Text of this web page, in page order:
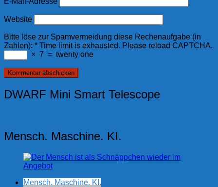
Website
Bitte löse zur Spamvermeidung diese Rechenaufgabe (in
Zahlen): * Time limit is exhausted. Please reload CAPTCHA.
× 7 = twenty one
DWARF Mini Smart Telescope
Mensch. Maschine. KI.
Mensch. Maschine. KI.